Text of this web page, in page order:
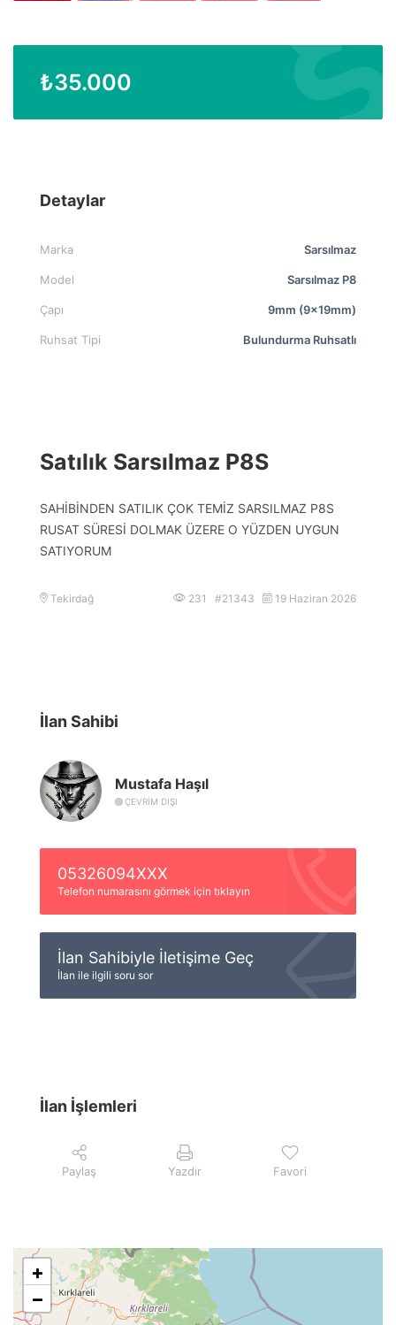
₺35.000
Detaylar
Marka Sarsılmaz
Model Sarsılmaz P8
Çapı 9mm (9x19mm)
Ruhsat Tipi Bulundurma Ruhsatlı
Satılık Sarsılmaz P8S
SAHİBİNDEN SATILIK ÇOK TEMİZ SARSILMAZ P8S
RUSAT SÜRESİ DOLMAK ÜZERE O YÜZDEN UYGUN
SATIYORUM
Tekirdağ 231 #21343 19 Haziran 2026
İlan Sahibi
Mustafa Haşıl
ÇEVRIM DIŞI
05326094XXX
Telefon numarasını görmek için tıklayın
İlan Sahibiyle İletişime Geç
İlan ile ilgili soru sor
İlan İşlemleri
Paylaş Yazdır Favori
+
−